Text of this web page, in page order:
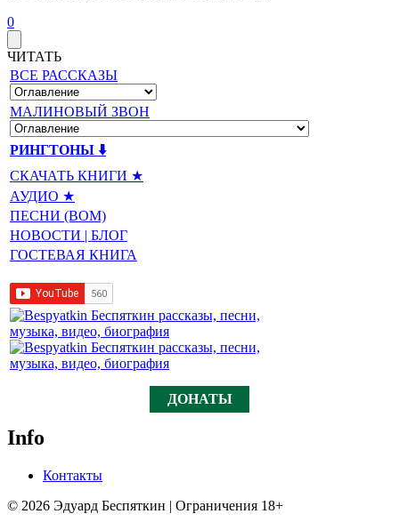
0
ЧИТАТЬ
ВСЕ РАССКАЗЫ
МАЛИНОВЫЙ ЗВОН
РИНГТОНЫ ⬇️
СКАЧАТЬ КНИГИ ★
АУДИО ★
ПЕСНИ (BOM)
НОВОСТИ | БЛОГ
ГОСТЕВАЯ КНИГА
ДОНАТЫ
Info
Контакты
© 2026 Эдуард Беспяткин | Ограничения 18+